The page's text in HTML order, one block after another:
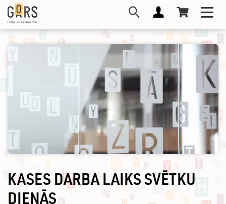
Pārlekt
galveno
saturu
KASES DARBA LAIKS SVĒTKU
DIENĀS